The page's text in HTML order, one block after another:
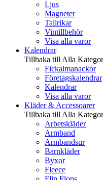
Ljus
Magneter
Tallrikar
Vintillbehör
Visa alla varor
Kalendrar
Tillbaka till Alla
Fickalmanackor
Företagskalendrar
Kalendrar
Visa alla varor
Kläder & Accessoarer
Tillbaka till Alla
Arbetskläder
Armband
Armbandsur
Barnkläder
Byxor
Fleece